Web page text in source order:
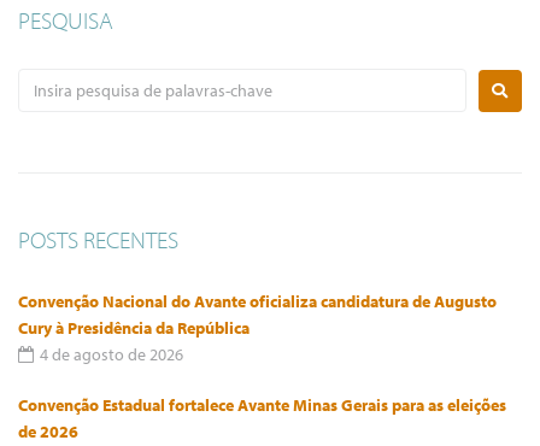
PESQUISA
POSTS RECENTES
Convenção Nacional do Avante oficializa candidatura de Augusto
Cury à Presidência da República
4 de agosto de 2026
Convenção Estadual fortalece Avante Minas Gerais para as eleições
de 2026